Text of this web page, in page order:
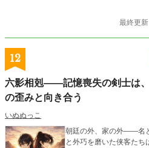
最終更
12
六影相剋――記憶喪失の剣士は
の歪みと向き合う
いぬぬっこ
朝廷の外、家の外――名
と外巧を磨いた侠客た